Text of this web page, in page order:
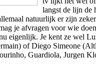
langst de lijn de
natuurlijk er zijn
je afvragen voor wie
eigenlijk. Je kent ze wel
of Diego Simeone
Guardiola, Jurgen